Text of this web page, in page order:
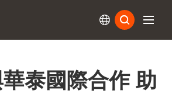
泰國際合作 助